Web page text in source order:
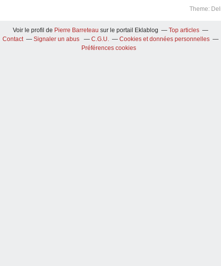
Theme:
Voir le profil de Pierre Barreteau sur le portail Eklablog
Top articles
Contact
Signaler un abus C.G.U.
Cookies et données personnelles
Préférences cookies